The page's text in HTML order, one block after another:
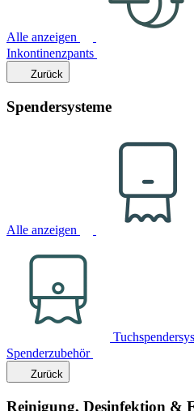
Alle anzeigen
Inkontinenzpants
Zurück
Spendersysteme
Alle anzeigen
Spenderzubehör
Zurück
Reinigung, Desinfektion &